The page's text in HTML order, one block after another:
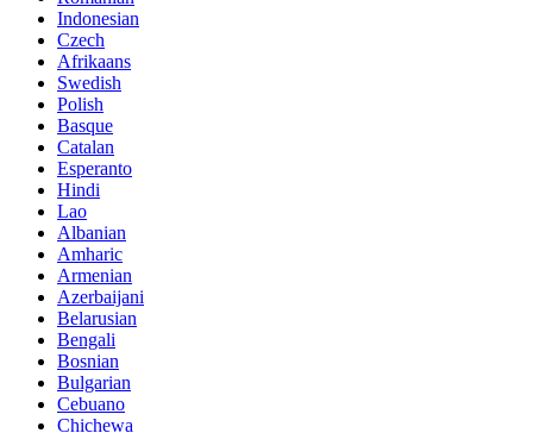
Indonesian
Czech
Afrikaans
Swedish
Polish
Basque
Catalan
Esperanto
Hindi
Lao
Albanian
Amharic
Armenian
Azerbaijani
Belarusian
Bengali
Bosnian
Bulgarian
Cebuano
Chichewa